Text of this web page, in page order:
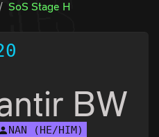
SoS Stage H
BW
NAN (HE/HIM)